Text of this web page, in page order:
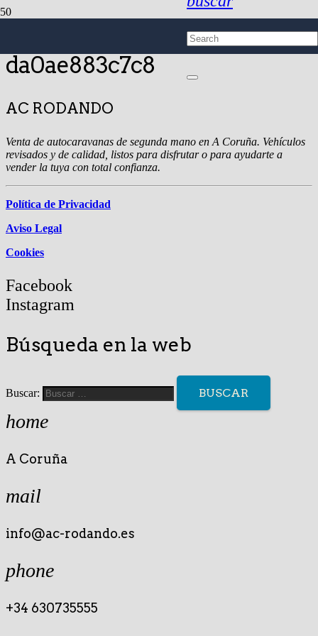
28928d7c-fc11-41ca-8a78-
da0ae883c7c8
AC RODANDO
Venta de autocaravanas de segunda mano en A Coruña. Vehículos
revisados y de calidad, listos para disfrutar o para ayudarte a
vender la tuya con total confianza.
Política de Privacidad
Aviso Legal
Cookies
Facebook
Instagram
Búsqueda en la web
Buscar:
home
A Coruña
mail
info@ac-rodando.es
phone
+34 630735555